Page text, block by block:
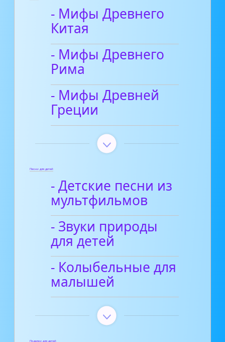
- Мифы Древнего
Китая
- Мифы Древнего
Рима
- Мифы Древней
Греции
Песни для детей
- Детские песни из
мультфильмов
- Звуки природы
для детей
- Колыбельные для
малышей
Поделки для детей